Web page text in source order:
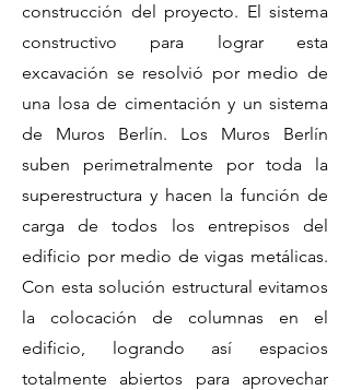
construcción del proyecto. El sistema
constructivo para lograr esta
excavación se resolvió por medio de
una losa de cimentación y un sistema
de Muros Berlín. Los Muros Berlín
suben perimetralmente por toda la
superestructura y hacen la función de
carga de todos los entrepisos del
edificio por medio de vigas metálicas.
Con esta solución estructural evitamos
la colocación de columnas en el
edificio, logrando así espacios
totalmente abiertos para aprovechar